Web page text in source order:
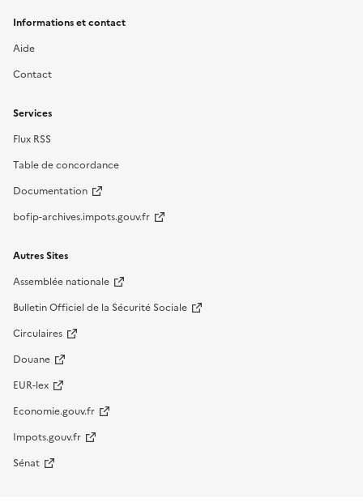
Informations et contact
Aide
Contact
Services
Flux RSS
Table de concordance
Documentation
bofip-archives.impots.gouv.fr
Autres Sites
Assemblée nationale
Bulletin Officiel de la Sécurité Sociale
Circulaires
Douane
EUR-lex
Economie.gouv.fr
Impots.gouv.fr
Sénat